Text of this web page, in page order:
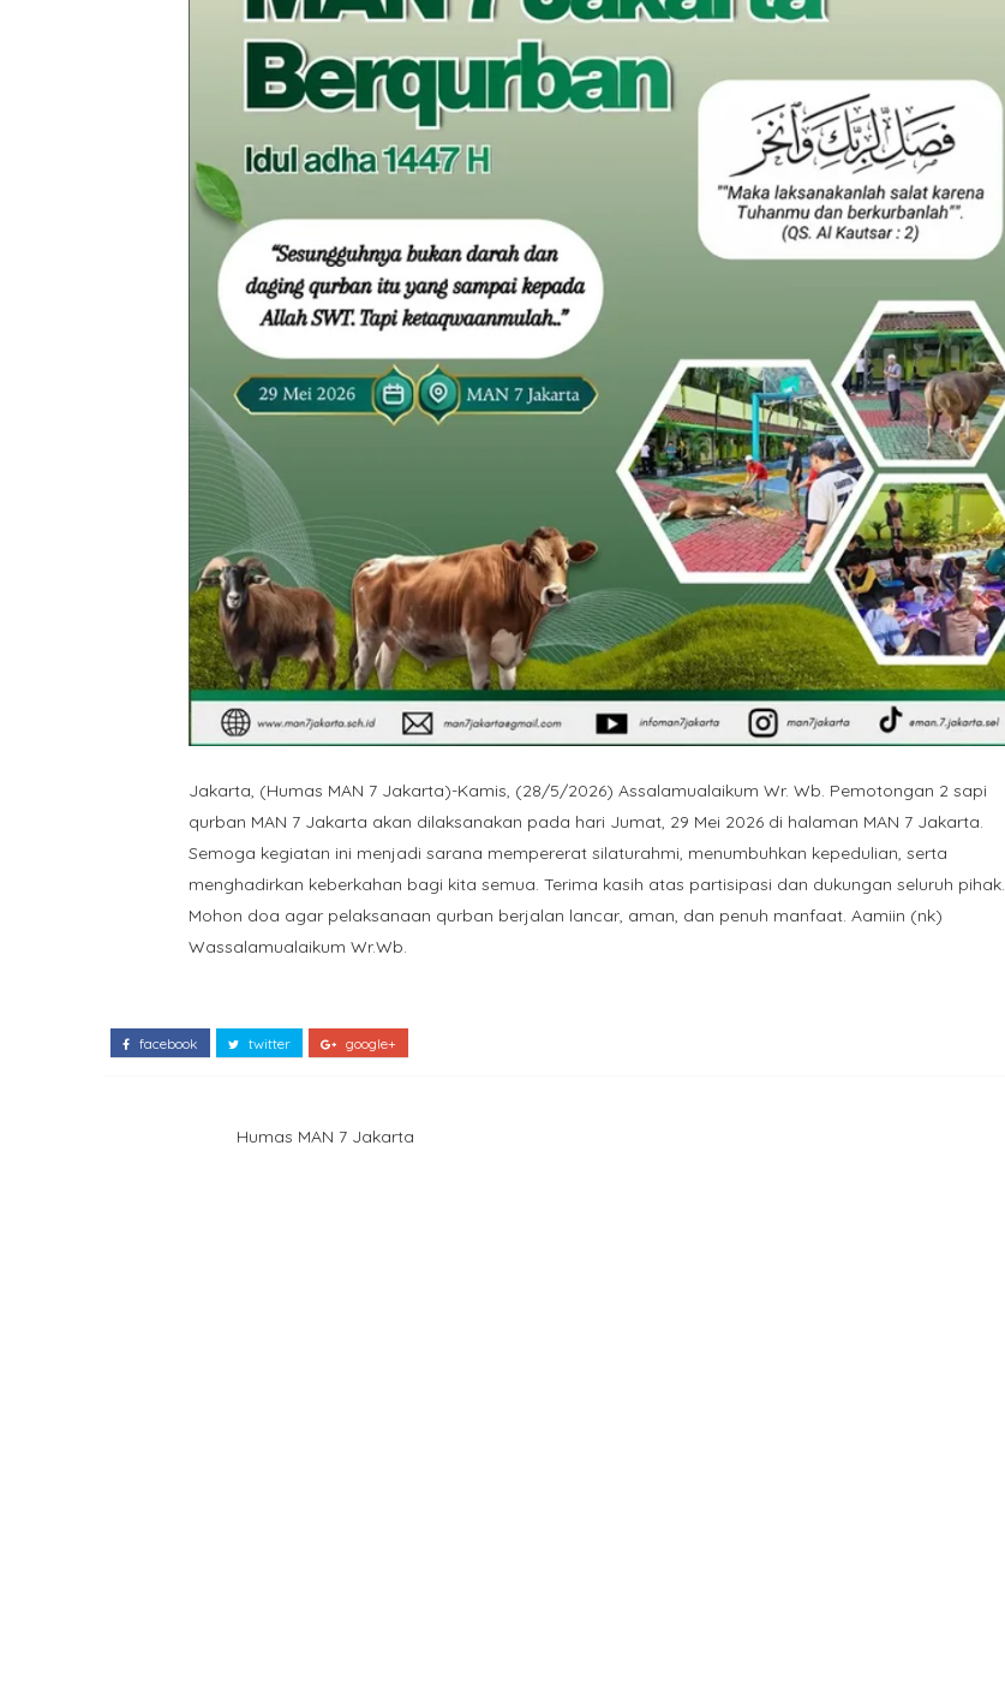
Jakarta, (Humas MAN 7 Jakarta)-Kamis, (28/5/2026) Assalamualaikum Wr. Wb. Pemotongan 2 sapi
qurban MAN 7 Jakarta akan dilaksanakan pada hari Jumat, 29 Mei 2026 di halaman MAN 7 Jakarta.
Semoga kegiatan ini menjadi sarana mempererat silaturahmi, menumbuhkan kepedulian, serta
menghadirkan keberkahan bagi kita semua. Terima kasih atas partisipasi dan dukungan seluruh pihak.
Mohon doa agar pelaksanaan qurban berjalan lancar, aman, dan penuh manfaat. Aamiin (nk)
Wassalamualaikum Wr.Wb.
facebook twitter google+
Humas MAN 7 Jakarta